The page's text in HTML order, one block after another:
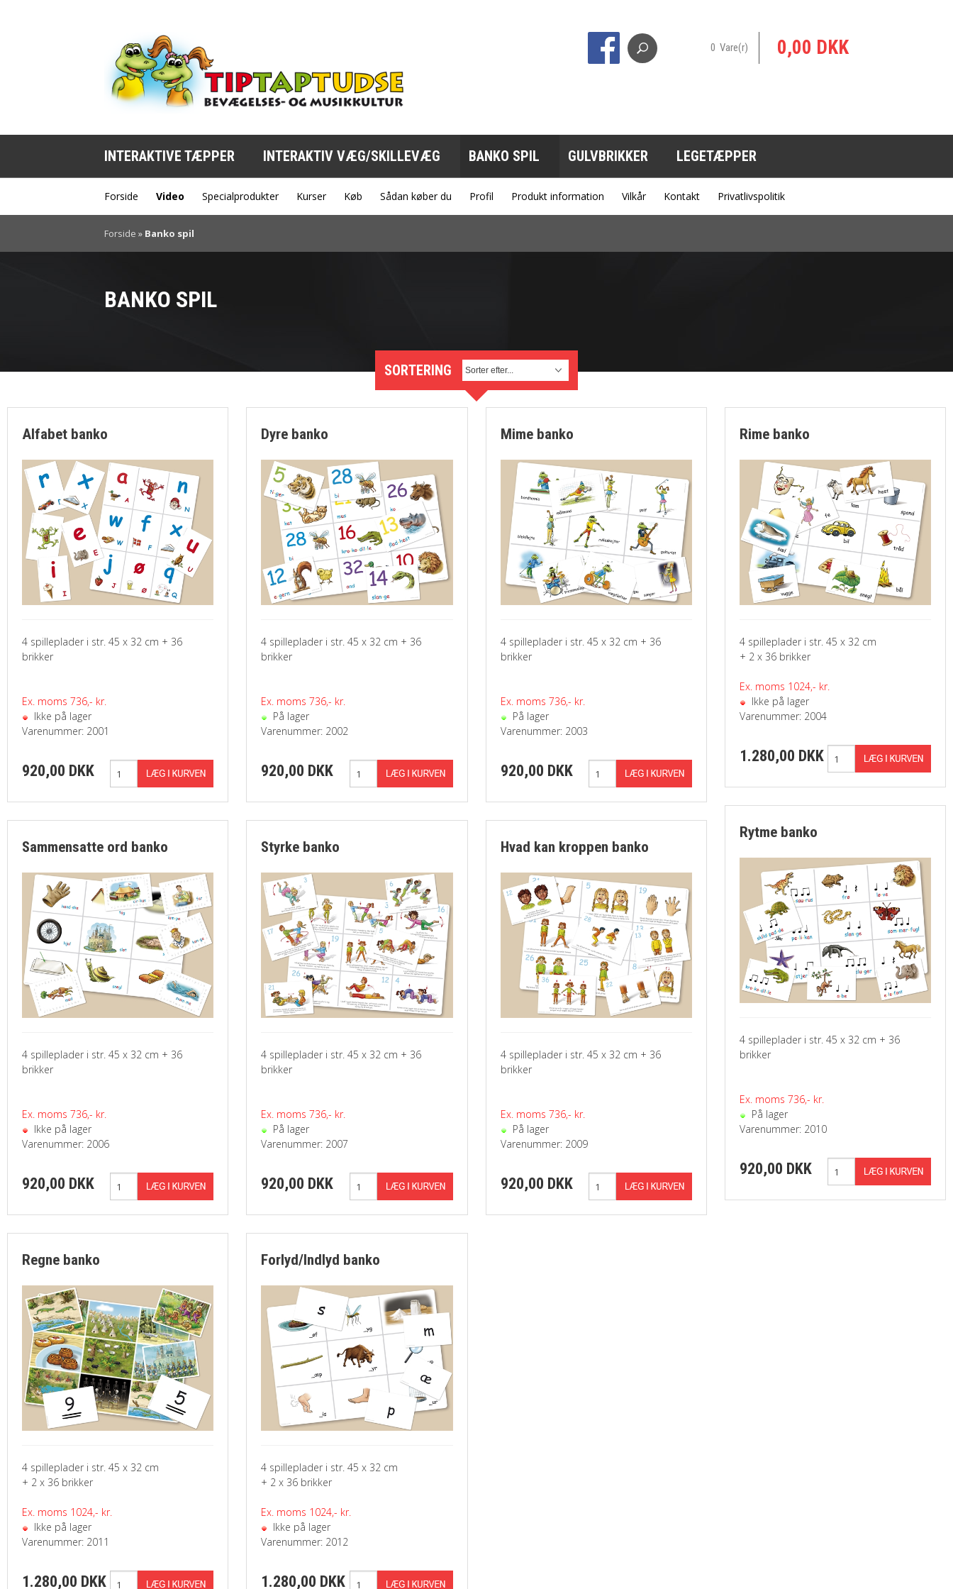
0 Vare(r) 0,00 DKK
INTERAKTIVE TÆPPER INTERAKTIV VÆG/SKILLEVÆG BANKO SPIL GULVBRIKKER LEGETÆPPER
Forside Video Specialprodukter Kurser Køb Sådan køber du Profil Produkt information Vilkår Kontakt Privatlivspolitik
Forside » Banko spil
BANKO SPIL
SORTERING
Alfabet banko
4 spilleplader i str. 45 x 32 cm + 36
brikker
Ex. moms 736,- kr.
Ikke på lager
Varenummer: 2001
920,00 DKK
Sammensatte ord banko
4 spilleplader i str. 45 x 32 cm + 36
brikker
Ex. moms 736,- kr.
Ikke på lager
Varenummer: 2006
920,00 DKK
Regne banko
4 spilleplader i str. 45 x 32 cm
+ 2 x 36 brikker
Ex. moms 1024,- kr.
Ikke på lager
Varenummer: 2011
1.280,00 DKK
Dyre banko
4 spilleplader i str. 45 x 32 cm + 36
brikker
Ex. moms 736,- kr.
På lager
Varenummer: 2002
920,00 DKK
Styrke banko
4 spilleplader i str. 45 x 32 cm + 36
brikker
Ex. moms 736,- kr.
På lager
Varenummer: 2007
920,00 DKK
Forlyd/Indlyd banko
4 spilleplader i str. 45 x 32 cm
+ 2 x 36 brikker
Ex. moms 1024,- kr.
Ikke på lager
Varenummer: 2012
1.280,00 DKK
Mime banko
4 spilleplader i str. 45 x 32 cm + 36
brikker
Ex. moms 736,- kr.
På lager
Varenummer: 2003
920,00 DKK
Hvad kan kroppen banko
4 spilleplader i str. 45 x 32 cm + 36
brikker
Ex. moms 736,- kr.
På lager
Varenummer: 2009
920,00 DKK
Rime banko
4 spilleplader i str. 45 x 32 cm
+ 2 x 36 brikker
Ex. moms 1024,- kr.
Ikke på lager
Varenummer: 2004
1.280,00 DKK
Rytme banko
4 spilleplader i str. 45 x 32 cm + 36
brikker
Ex. moms 736,- kr.
På lager
Varenummer: 2010
920,00 DKK